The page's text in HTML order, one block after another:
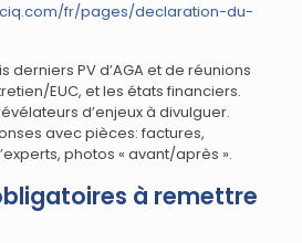
fr/pages/declaration-du-
derniers PV d’AGA et de réunions
EUC, et les états financiers.
d’enjeux à divulguer.
avec pièces: factures,
photos « avant/après ».
à remettre